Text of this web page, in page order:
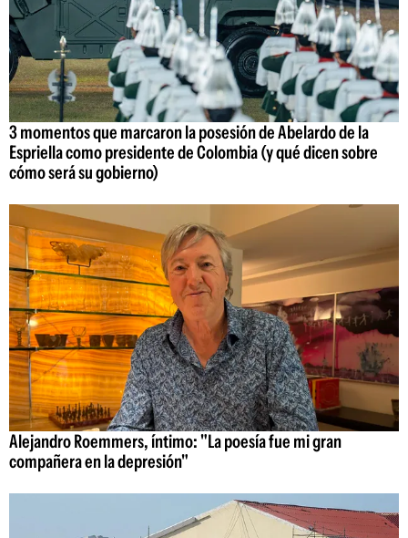
3 momentos que marcaron la posesión de Abelardo de la
Espriella como presidente de Colombia (y qué dicen sobre
cómo será su gobierno)
Alejandro Roemmers, íntimo: "La poesía fue mi gran
compañera en la depresión"